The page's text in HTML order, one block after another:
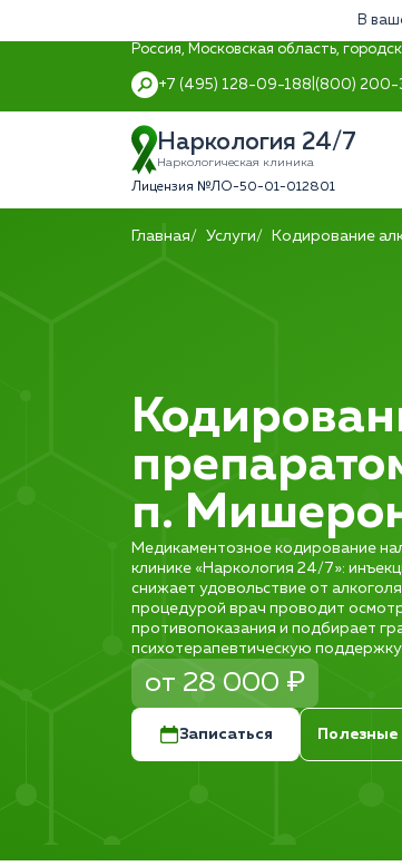
В
Россия, Московская область,
+7 (495) 128-09-188 (800) 200-
Наркология 24/7
Наркологическая клиника
Лицензия №ЛО-50-01-012801
Главная Услуги Кодирование
п.
Медикаментозное кодирование
клинике «Наркология 24/7»:
снижает удовольствие от
процедурой врач проводит
противопоказания и подбирает
психотерапевтическую
от 28 000 ₽
Записаться Полезные